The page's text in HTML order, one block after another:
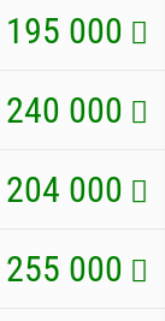
195 000
240 000
204 000
255 000